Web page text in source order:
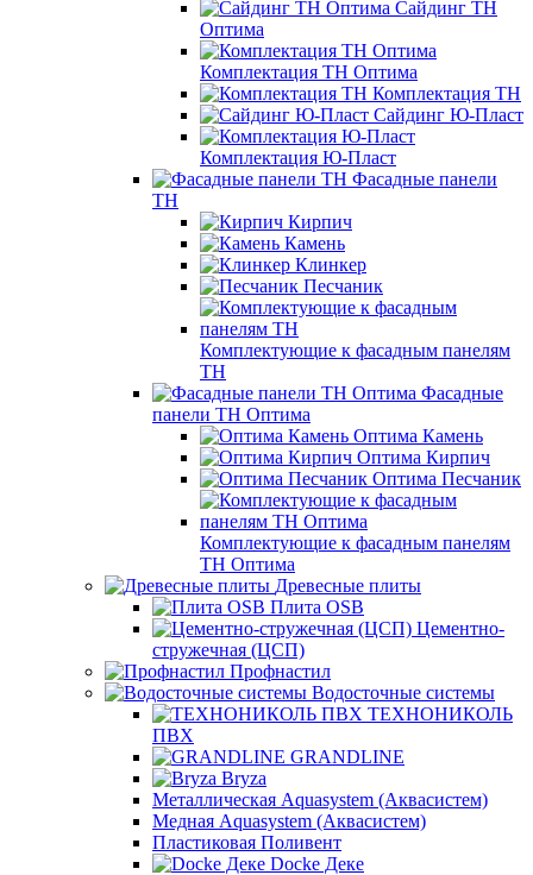
Сайдинг ТН
Оптима
Комплектация ТН Оптима
Комплектация ТН
Сайдинг Ю-Пласт
Комплектация Ю-Пласт
Фасадные панели
ТН
Кирпич
Камень
Клинкер
Песчаник
Комплектующие к фасадным панелям
ТН
Фасадные
панели ТН Оптима
Оптима Камень
Оптима Кирпич
Оптима Песчаник
Комплектующие к фасадным панелям
ТН Оптима
Древесные плиты
Плита OSB
Цементно-
стружечная (ЦСП)
Профнастил
Водосточные системы
ТЕХНОНИКОЛЬ
ПВХ
GRANDLINE
Bryza
Металлическая Aquasystem (Аквасистем)
Медная Aquasystem (Аквасистем)
Пластиковая Поливент
Docke Деке